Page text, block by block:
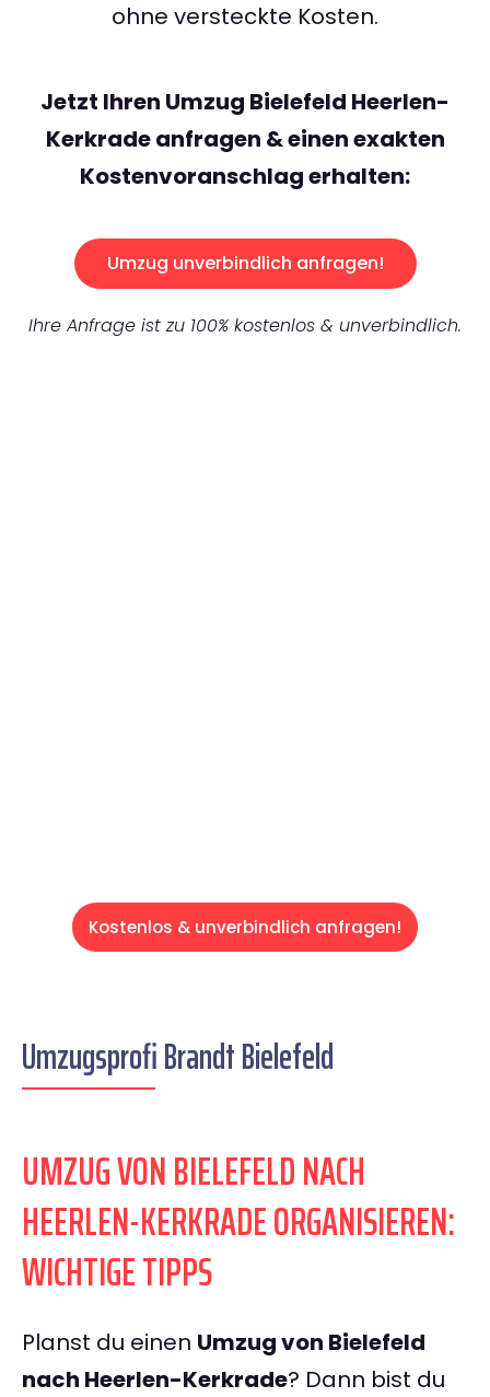
ohne versteckte Kosten.
Jetzt Ihren Umzug Bielefeld Heerlen-
Kerkrade anfragen & einen exakten
Kostenvoranschlag erhalten:
Umzug unverbindlich anfragen!
Ihre Anfrage ist zu 100% kostenlos & unverbindlich.
Kostenlos & unverbindlich anfragen!
Umzugsprofi Brandt Bielefeld
UMZUG VON BIELEFELD NACH
HEERLEN-KERKRADE ORGANISIEREN:
WICHTIGE TIPPS
Planst du einen Umzug von Bielefeld
nach Heerlen-Kerkrade? Dann bist du